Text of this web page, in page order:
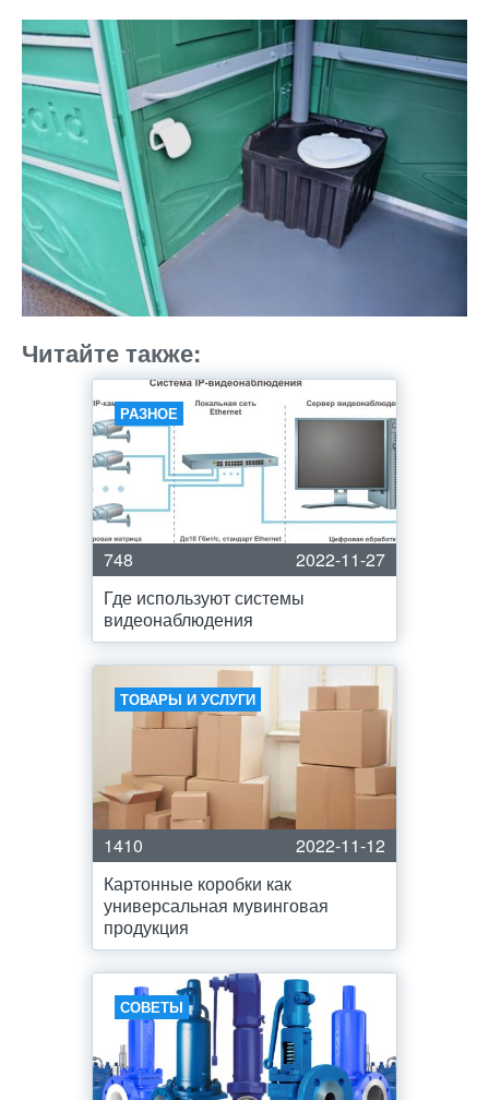
Читайте также:
РАЗНОЕ
748
2022-11-27
Где используют системы
видеонаблюдения
ТОВАРЫ И УСЛУГИ
1410
2022-11-12
Картонные коробки как
универсальная мувинговая
продукция
СОВЕТЫ